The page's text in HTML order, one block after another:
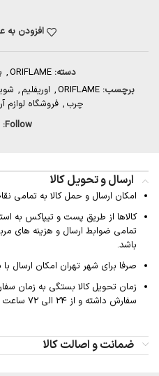
افزودن به
دسته: ORIFLAME
,
برچسب: ORIFLAME
, اوریفلیم ,
چرب , فروشگاه لوازم
Follow:
ارسال و تحویل کالا
امکان ارسال و حمل کالا به تمامی
کالاها از طریق پست و تیپاکس به
تمامی ضوابط ارسال و هزینه های
باشد.
صرفا برای شهر تهران امکان ارسال
زمان تحویل کالا بستگی به زمان
سفارش داشته و از 24 الی 72 ساعت متغیر می باشد.
ضمانت و اصالت کالا